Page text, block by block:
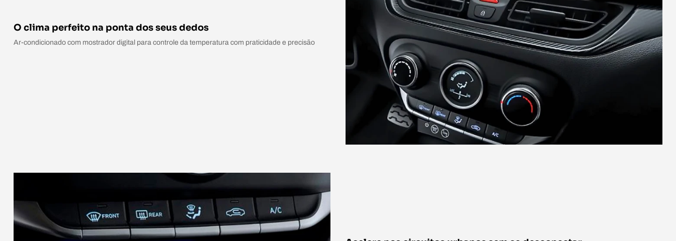
O clima perfeito na ponta dos seus dedos
Ar-condicionado com mostrador digital para controle da temperatura com praticidade e precisão